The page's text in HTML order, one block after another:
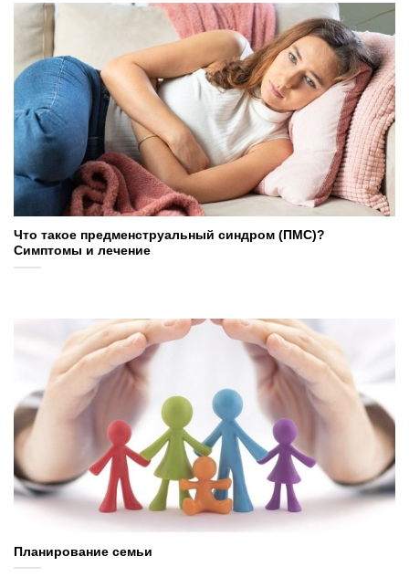
Что такое предменструальный синдром (ПМС)?
Симптомы и лечение
Планирование семьи